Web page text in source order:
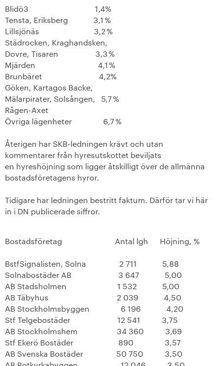
Föreningsstämma
Kvartersråd
Motioner
Att skriva en motion
Motionshäften
Motionsdatabas
+
På gång i föreningen
Läs din medlemstidning
Lagar, stadgar och riktlinjer
SKB i siffror
SKBs historia
Den kooperativa koden
+
Verkställande organisation
+
Hållbarhet enligt SKB
Kontakta oss
Blidö3
1,4%
Tensta, Eriksberg
3,1 %
Lillsjönäs
3,2 %
Städrocken, Kraghandsken,
Dovre, Tisaren
3,3 %
Mjärden
4,1 %
Brunbäret
4,2%
Göken, Kartagos Backe,
Mälarpirater, Solsången,
5,7 %
Rågen-Axet
Övriga lägenheter
6,7 %
Återigen har SKB-ledningen krävt och utan
kommentarer från hyresutskottet beviljats
en hyreshöjning som ligger åtskilligt över de allmänna
bostadsföretagens hyror.
Tidigare har ledningen bestritt faktum. Därför tar vi här
in i DN publicerade siffror.
Bostadsföretag Antal lgh Höjning, %
BstfSignalisten, Solna 2 711
5,88
Solnabostäder AB
3 647
5,00
AB Stadsholmen
1 532
5,00
AB Täbyhus
2 039
4,50
AB Stockholmsbyggen
6 196
4,20
Stf Telgebostäder
12 541
3,75
AB Stockholmshem
34 360
3,69
Stf Ekerö Bostäder
890
3,57
AB Svenska Bostäder
50 750
3,50